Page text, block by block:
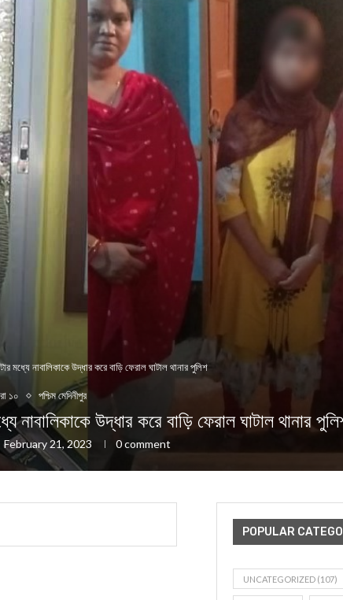
নাবালিকাকে উদ্ধার করে বাড়ি ফেরাল ঘাটাল থানার পুলিশ
১০ পশ্চিম মেদিনীপুর
উদ্ধার করে বাড়ি ফেরাল ঘাটাল থানার
February 21, 2023 0 comment
POPULAR
UNCATEGORIZED (107)